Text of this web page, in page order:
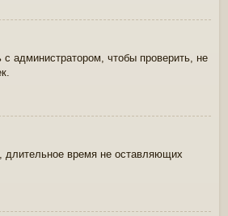
администратором, чтобы проверить, не
длительное время не оставляющих